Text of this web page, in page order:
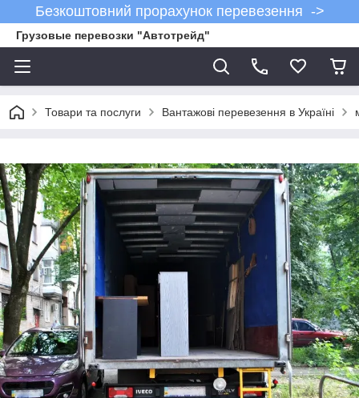
Безкоштовний прорахунок перевезення ->
Грузовые перевозки "Автотрейд"
Товари та послуги Вантажові перевезення в Україні